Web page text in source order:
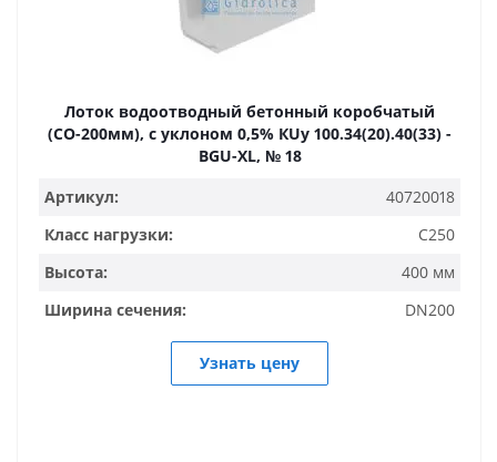
Лоток водоотводный бетонный коробчатый
(СО-200мм), с уклоном 0,5% КUу 100.34(20).40(33) -
BGU-XL, № 18
Артикул:
40720018
Класс нагрузки:
C250
Высота:
400 мм
Ширина сечения:
DN200
Узнать цену